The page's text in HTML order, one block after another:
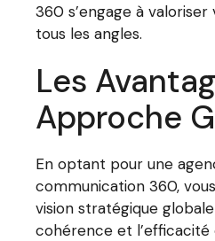
360 s’engage à
tous les angles.
Les
Approche
En optant pour une
communication 360,
vision stratégique
cohérence et l’efficacité